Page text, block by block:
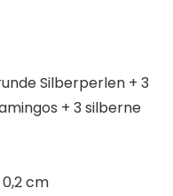
Silberperlen + 3
+ 3 silberne
cm